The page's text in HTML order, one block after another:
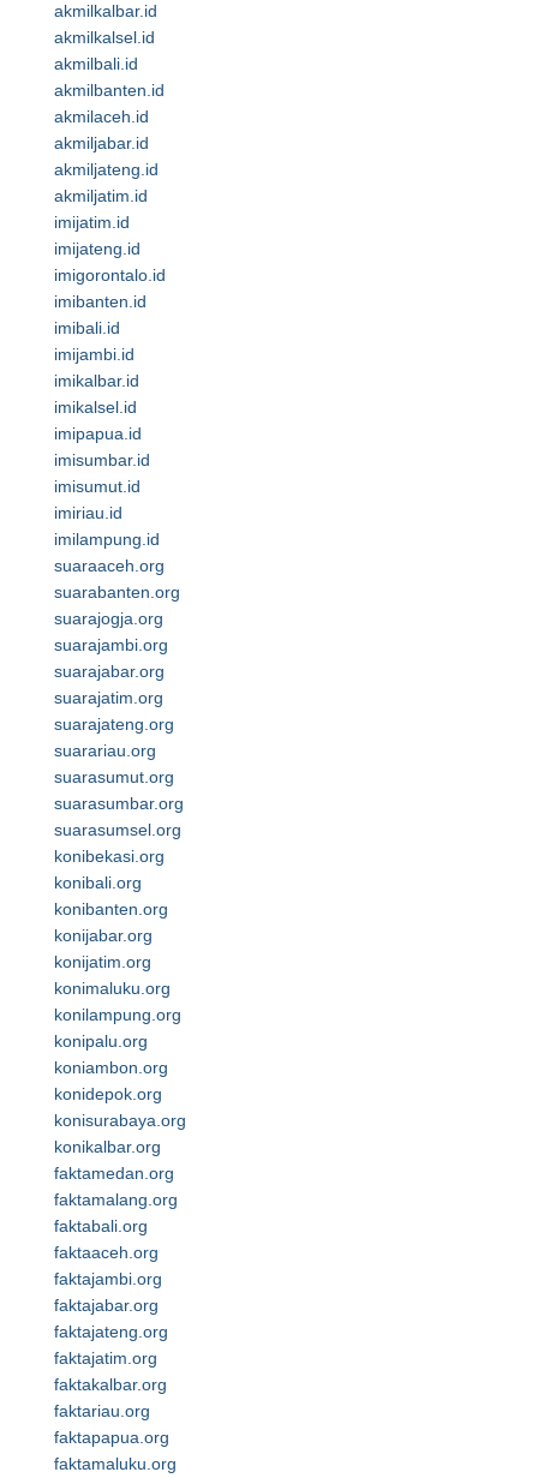
akmilkalbar.id
akmilkalsel.id
akmilbali.id
akmilbanten.id
akmilaceh.id
akmiljabar.id
akmiljateng.id
akmiljatim.id
imijatim.id
imijateng.id
imigorontalo.id
imibanten.id
imibali.id
imijambi.id
imikalbar.id
imikalsel.id
imipapua.id
imisumbar.id
imisumut.id
imiriau.id
imilampung.id
suaraaceh.org
suarabanten.org
suarajogja.org
suarajambi.org
suarajabar.org
suarajatim.org
suarajateng.org
suarariau.org
suarasumut.org
suarasumbar.org
suarasumsel.org
konibekasi.org
konibali.org
konibanten.org
konijabar.org
konijatim.org
konimaluku.org
konilampung.org
konipalu.org
koniambon.org
konidepok.org
konisurabaya.org
konikalbar.org
faktamedan.org
faktamalang.org
faktabali.org
faktaaceh.org
faktajambi.org
faktajabar.org
faktajateng.org
faktajatim.org
faktakalbar.org
faktariau.org
faktapapua.org
faktamaluku.org